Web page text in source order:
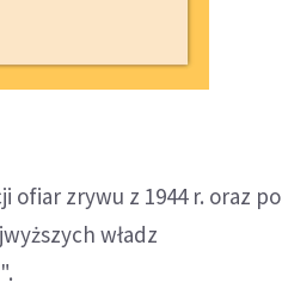
zrywu z 1944 r. oraz po
władz